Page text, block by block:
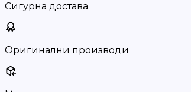
Сигурна достава
Оригинални производи